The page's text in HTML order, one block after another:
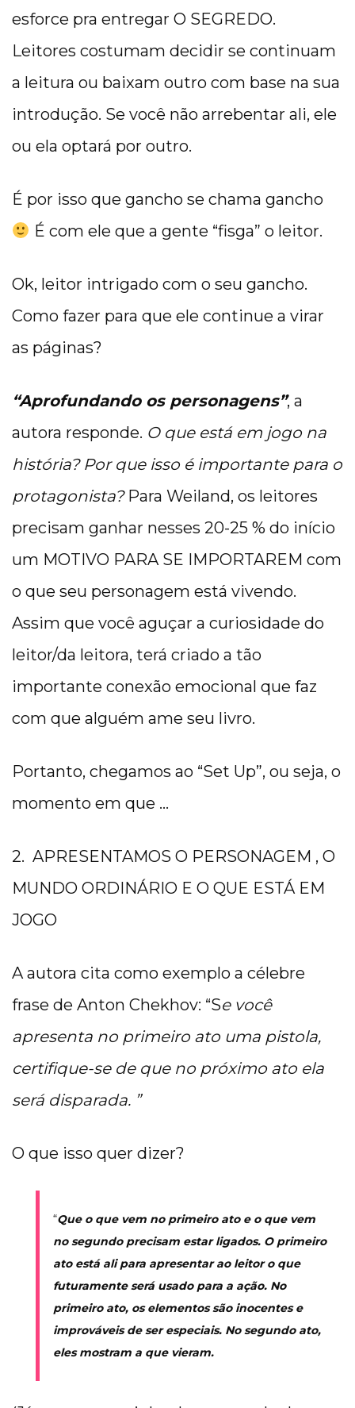
esforce pra entregar O SEGREDO.
Leitores costumam decidir se continuam
a leitura ou baixam outro com base na sua
introdução. Se você não arrebentar ali, ele
ou ela optará por outro.
É por isso que gancho se chama gancho
É com ele que a gente “fisga” o leitor.
Ok, leitor intrigado com o seu gancho.
Como fazer para que ele continue a virar
as páginas?
“Aprofundando os personagens”, a
autora responde. O que está em jogo na
história? Por que isso é importante para o
protagonista? Para Weiland, os leitores
precisam ganhar nesses 20-25 % do início
um MOTIVO PARA SE IMPORTAREM com
o que seu personagem está vivendo.
Assim que você aguçar a curiosidade do
leitor/da leitora, terá criado a tão
importante conexão emocional que faz
com que alguém ame seu livro.
Portanto, chegamos ao “Set Up”, ou seja, o
momento em que …
2. APRESENTAMOS O PERSONAGEM , O
MUNDO ORDINÁRIO E O QUE ESTÁ EM
JOGO
A autora cita como exemplo a célebre
frase de Anton Chekhov: “Se você
apresenta no primeiro ato uma pistola,
certifique-se de que no próximo ato ela
será disparada. ”
O que isso quer dizer?
“Que o que vem no primeiro ato e o que vem
no segundo precisam estar ligados. O primeiro
ato está ali para apresentar ao leitor o que
futuramente será usado para a ação. No
primeiro ato, os elementos são inocentes e
improváveis de ser especiais. No segundo ato,
eles mostram a que vieram.